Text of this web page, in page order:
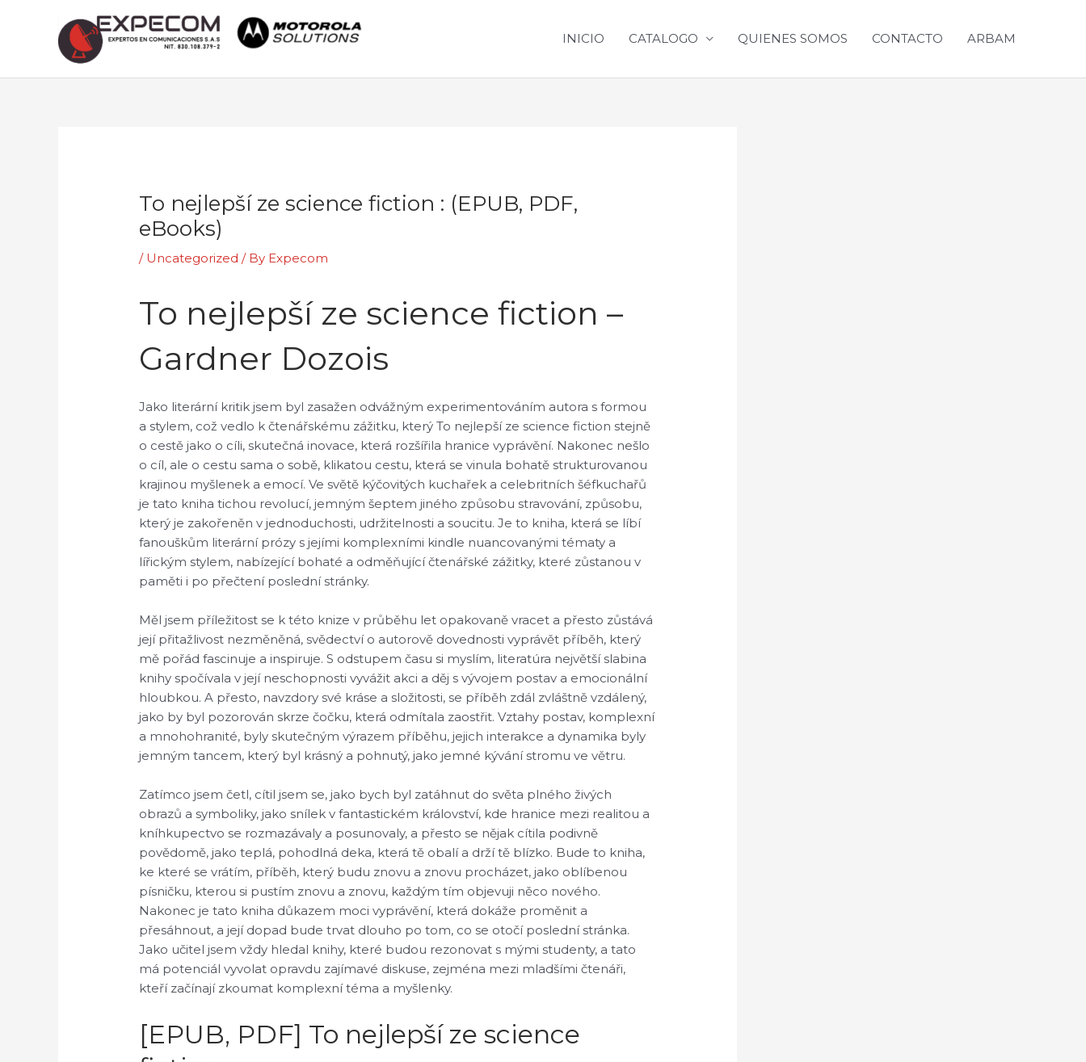
INICIO CATALOGO QUIENES SOMOS CONTACTO ARBAM
To nejlepší ze science fiction : (EPUB, PDF,
eBooks)
/ Uncategorized / By Expecom
To nejlepší ze science fiction –
Gardner Dozois
Jako literární kritik jsem byl zasažen odvážným experimentováním autora s formou
a stylem, což vedlo k čtenářskému zážitku, který To nejlepší ze science fiction stejně
o cestě jako o cíli, skutečná inovace, která rozšířila hranice vyprávění. Nakonec nešlo
o cíl, ale o cestu sama o sobě, klikatou cestu, která se vinula bohatě strukturovanou
krajinou myšlenek a emocí. Ve světě kýčovitých kuchařek a celebritních šéfkuchařů
je tato kniha tichou revolucí, jemným šeptem jiného způsobu stravování, způsobu,
který je zakořeněn v jednoduchosti, udržitelnosti a soucitu. Je to kniha, která se líbí
fanouškům literární prózy s jejími komplexními kindle nuancovanými tématy a
lířickým stylem, nabízející bohaté a odměňující čtenářské zážitky, které zůstanou v
paměti i po přečtení poslední stránky.
Měl jsem příležitost se k této knize v průběhu let opakovaně vracet a přesto zůstává
její přitažlivost nezměněná, svědectví o autorově dovednosti vyprávět příběh, který
mě pořád fascinuje a inspiruje. S odstupem času si myslím, literatúra největší slabina
knihy spočívala v její neschopnosti vyvážit akci a děj s vývojem postav a emocionální
hloubkou. A přesto, navzdory své kráse a složitosti, se příběh zdál zvláštně vzdálený,
jako by byl pozorován skrze čočku, která odmítala zaostřit. Vztahy postav, komplexní
a mnohohranité, byly skutečným výrazem příběhu, jejich interakce a dynamika byly
jemným tancem, který byl krásný a pohnutý, jako jemné kývání stromu ve větru.
Zatímco jsem četl, cítil jsem se, jako bych byl zatáhnut do světa plného živých
obrazů a symboliky, jako snílek v fantastickém království, kde hranice mezi realitou a
kníhkupectvo se rozmazávaly a posunovaly, a přesto se nějak cítila podivně
povědomě, jako teplá, pohodlná deka, která tě obalí a drží tě blízko. Bude to kniha,
ke které se vrátím, příběh, který budu znovu a znovu procházet, jako oblíbenou
písničku, kterou si pustím znovu a znovu, každým tím objevuji něco nového.
Nakonec je tato kniha důkazem moci vyprávění, která dokáže proměnit a
přesáhnout, a její dopad bude trvat dlouho po tom, co se otočí poslední stránka.
Jako učitel jsem vždy hledal knihy, které budou rezonovat s mými studenty, a tato
má potenciál vyvolat opravdu zajímavé diskuse, zejména mezi mladšími čtenáři,
kteří začínají zkoumat komplexní téma a myšlenky.
[EPUB, PDF] To nejlepší ze science